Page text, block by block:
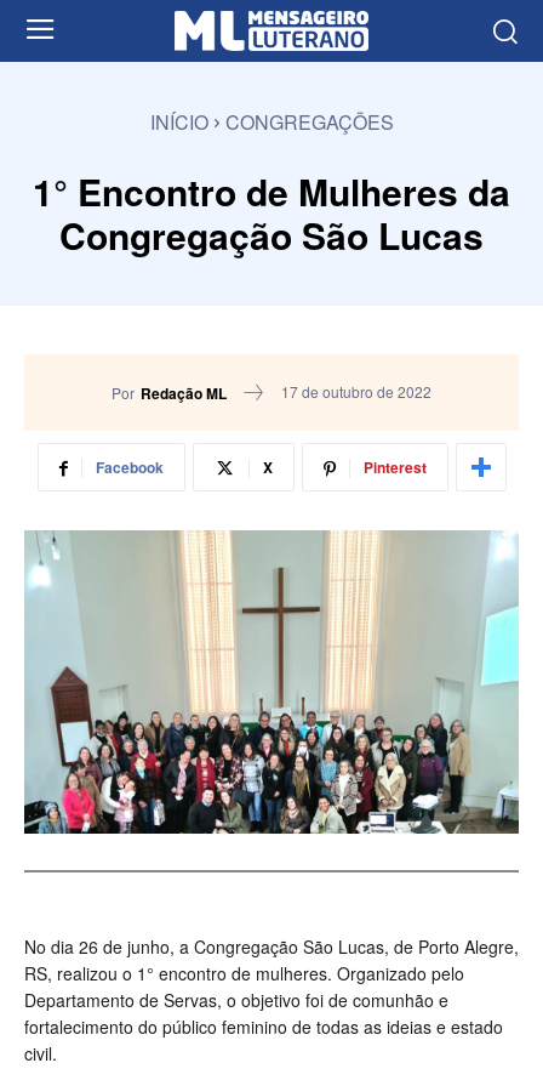
INÍCIO CONGREGAÇÕES
1° Encontro de Mulheres da
Congregação São Lucas
Por Redação ML 17 de outubro de 2022
Facebook X Pinterest
No dia 26 de junho, a Congregação São Lucas, de Porto Alegre,
RS, realizou o 1° encontro de mulheres. Organizado pelo
Departamento de Servas, o objetivo foi de comunhão e
fortalecimento do público feminino de todas as ideias e estado
civil.